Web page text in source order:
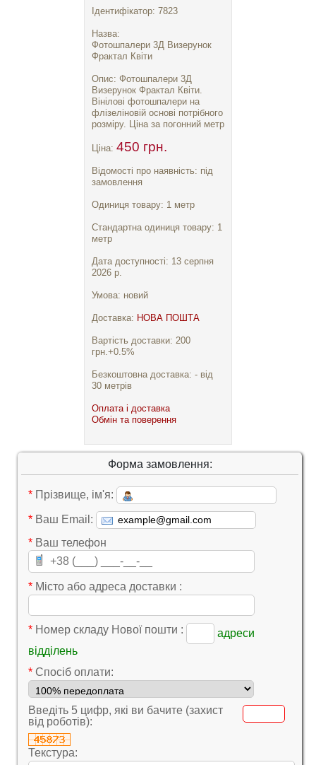
Ідентифікатор: 7823
Назва:
Фотошпалери 3Д Визерунок
Фрактал Квіти
Опис: Фотошпалери 3Д
Визерунок Фрактал Квіти.
Вінілові фотошпалери на
флізеліновій основі потрібного
розміру. Ціна за погонний метр
Ціна: 450 грн.
Відомості про наявність: під
замовлення
Одиниця товару: 1 метр
Стандартна одиниця товару: 1
метр
Дата доступності: 13 серпня
2026 р.
Умова: новий
Доставка: НОВА ПОШТА
Вартість доставки: 200
грн.+0.5%
Безкоштовна доставка: - від
30 метрів
Оплата і доставка
Обмін та поверення
Форма замовлення:
* Прізвище, ім'я:
* Ваш Email:
* Ваш телефон
* Місто або адреса доставки :
* Номер складу Нової пошти :
адреси
відділень
* Cпосіб оплати:
Введіть 5 цифр, які ви бачите (захист
від роботів):
Текстура: